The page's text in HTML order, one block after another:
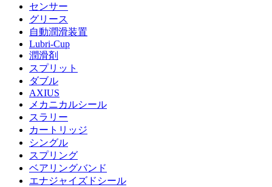
センサー
グリース
自動潤滑装置
Lubri-Cup
潤滑剤
スプリット
ダブル
AXIUS
メカニカルシール
スラリー
カートリッジ
シングル
スプリング
ベアリングバンド
エナジャイズドシール